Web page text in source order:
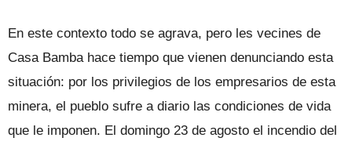
En este contexto todo se agrava, pero les vecines de
Casa Bamba hace tiempo que vienen denunciando esta
situación: por los privilegios de los empresarios de esta
minera, el pueblo sufre a diario las condiciones de vida
que le imponen. El domingo 23 de agosto el incendio del